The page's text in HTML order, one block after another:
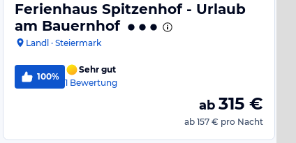
Ferienhaus Spitzenhof - Urlaub
am Bauernhof
Landl · Steiermark
100%
Sehr gut
1 Bewertung
ab 315 €
ab 157 € pro Nacht